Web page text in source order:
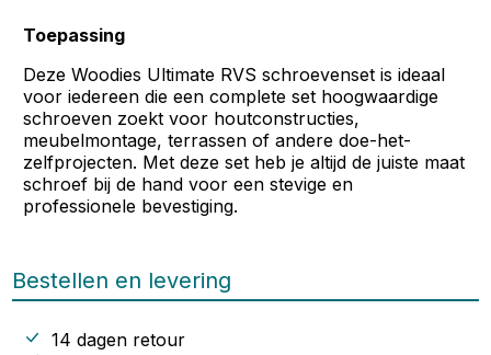
Toepassing
DezeWoodies Ultimate RVS schroevenset is ideaal
voor iedereen die een complete set hoogwaardige
schroeven zoekt voor houtconstructies,
meubelmontage, terrassen of andere doe-het-
zelfprojecten. Met deze set heb je altijd de juiste maat
schroef bij de hand voor een stevige en
professionele bevestiging.
Bestellen en levering
14 dagen retour